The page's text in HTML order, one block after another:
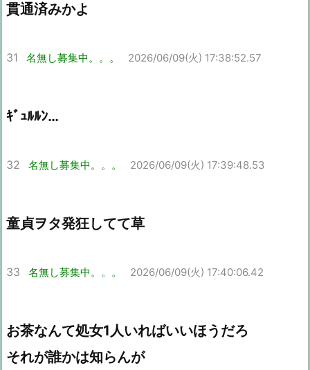
貫通済みかよ
31 名無し募集中。。。 2026/06/09(火) 17:38:52.57
ｷﾞｭﾙﾙﾝ…
32 名無し募集中。。。 2026/06/09(火) 17:39:48.53
童貞ヲタ発狂してて草
33 名無し募集中。。。 2026/06/09(火) 17:40:06.42
お茶なんて処女1人いればいいほうだろ
それが誰かは知らんが